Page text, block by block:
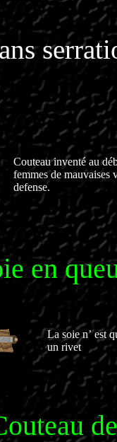
Couteau inventé au
femmes de mauvaises
defense.
en
La soie n’ est
un rivet